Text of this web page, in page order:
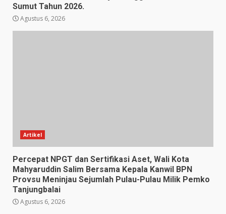
Sumut Tahun 2026.
Agustus 6, 2026
Artikel
Percepat NPGT dan Sertifikasi Aset, Wali Kota
Mahyaruddin Salim Bersama Kepala Kanwil BPN
Provsu Meninjau Sejumlah Pulau-Pulau Milik Pemko
Tanjungbalai
Agustus 6, 2026